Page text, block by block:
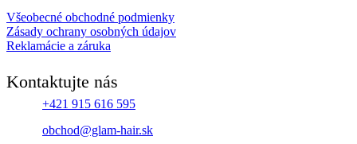
Všeobecné obchodné podmienky
Zásady ochrany osobných údajov
Reklamácie a záruka
Kontaktujte nás
+421 915 616 595
obchod@glam-hair.sk